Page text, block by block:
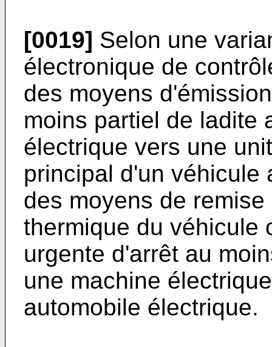
[0019] Selon une
électronique de
des moyens
moins partiel de ladite
électrique vers une
principal d'un véhicule
des moyens de
thermique du véhicule
urgente d'arrêt au
une machine
automobile électrique.